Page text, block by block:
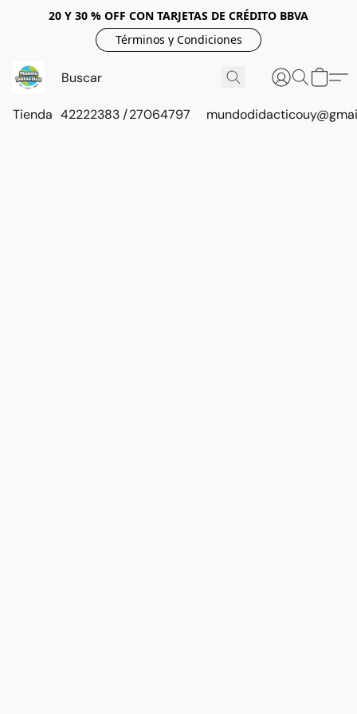
20 Y 30 % OFF CON TARJETAS DE CRÉDITO BBVA
Términos y Condiciones
Tienda 42222383 / 27064797